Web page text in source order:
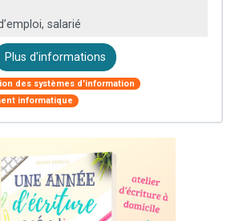
salarié
Plus d'informations
des systèmes d'information
informatique